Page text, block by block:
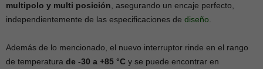
multipolo y multi posición , asegurando un encaje perfecto,
independientemente de las especificaciones de diseño
Además de lo mencionado, el nuevo interruptor rinde en el rango
de temperatura de -30 a +85 °C y se puede encontrar en